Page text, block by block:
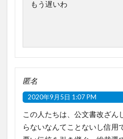
もう遅いわ
匿名
2020年9月5日 1:07 PM
この人たちは、公文書改ざん
らないなんてことないし信用